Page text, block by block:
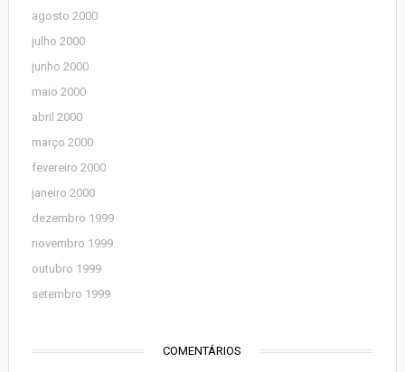
agosto 2000
julho 2000
junho 2000
maio 2000
abril 2000
março 2000
fevereiro 2000
janeiro 2000
dezembro 1999
novembro 1999
outubro 1999
setembro 1999
COMENTÁRIOS